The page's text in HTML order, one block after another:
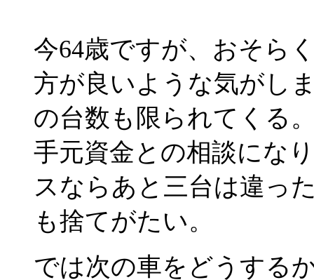
今64歳ですが、おそら
方が良いような気がし
の台数も限られてくる
手元資金との相談にな
スならあと三台は違っ
も捨てがたい。
では次の車をどうする